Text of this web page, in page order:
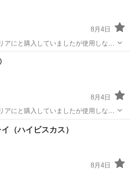
8月4日
にと購入していましたが使用しない
8月4日
にと購入していましたが使用しない
（ハイビスカス）
8月4日